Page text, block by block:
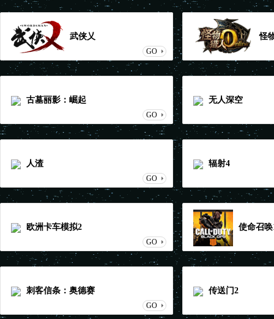
武侠乂
GO
怪
古墓丽影：崛起
GO
无人深空
人渣
GO
辐射4
欧洲卡车模拟2
GO
使命召唤
刺客信条：奥德赛
GO
传送门2